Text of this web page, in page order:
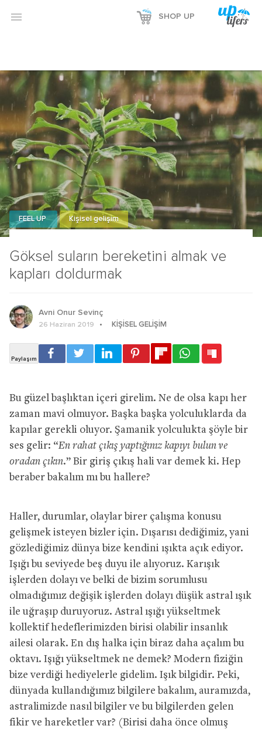
 SHOP UP
Göksel suların bereketini almak ve
kapları doldurmak
FEEL UP Kişisel gelişim
Avni Onur Sevinç
26 Haziran 2019 KIŞISEL GELIŞIM
Bu güzel başlıktan içeri girelim. Ne de olsa kapı her
zaman mavi olmuyor. Başka başka yolculuklarda da
kapılar gerekli oluyor. Şamanik yolculukta şöyle bir
ses gelir: “En rahat çıkış yaptığınız kapıyı bulun ve
oradan çıkın.” Bir giriş çıkış hali var demek ki. Hep
beraber bakalım mı bu hallere?
Haller, durumlar, olaylar birer çalışma konusu
gelişmek isteyen bizler için. Dışarısı dediğimiz, yani
gözlediğimiz dünya bize kendini ışıkta açık ediyor.
Işığı bu seviyede beş duyu ile alıyoruz. Karışık
işlerden dolayı ve belki de bizim sorumlusu
olmadığımız değişik işlerden dolayı düşük astral ışık
ile uğraşıp duruyoruz. Astral ışığı yükseltmek
kollektif hedeflerimizden birisi olabilir insanlık
ailesi olarak. En dış halka için biraz daha açalım bu
oktavı. Işığı yükseltmek ne demek? Modern fiziğin
bize verdiği hediyelerle gidelim. Işık bilgidir. Peki,
dünyada kullandığımız bilgilere bakalım, auramızda,
astralimizde nasıl bilgiler ve bu bilgilerden gelen
fikir ve hareketler var? (Birisi daha önce olmuş